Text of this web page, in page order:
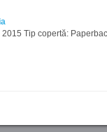
Tip copertă: